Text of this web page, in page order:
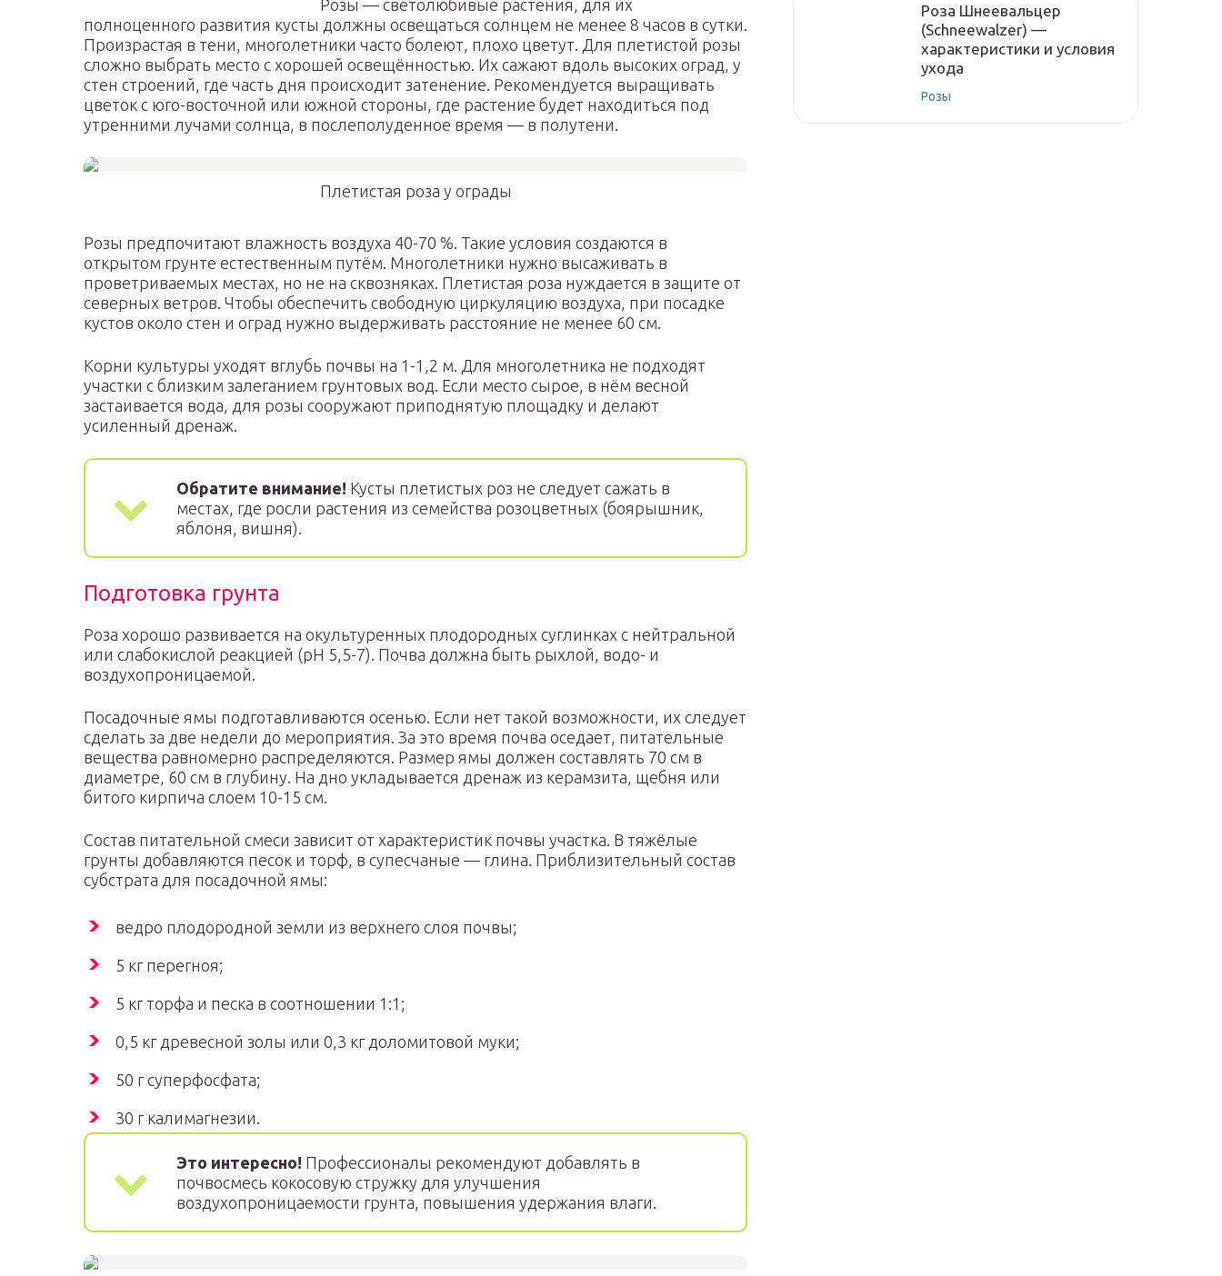
Розы — светолюбивые растения, для их
полноценного развития кусты должны освещаться солнцем не менее 8 часов в сутки.
Произрастая в тени, многолетники часто болеют, плохо цветут. Для плетистой розы
сложно выбрать место с хорошей освещённостью. Их сажают вдоль высоких оград, у
стен строений, где часть дня происходит затенение. Рекомендуется выращивать
цветок с юго-восточной или южной стороны, где растение будет находиться под
утренними лучами солнца, в послеполуденное время — в полутени.
Плетистая роза у ограды
Розы предпочитают влажность воздуха 40-70 %. Такие условия создаются в
открытом грунте естественным путём. Многолетники нужно высаживать в
проветриваемых местах, но не на сквозняках. Плетистая роза нуждается в защите от
северных ветров. Чтобы обеспечить свободную циркуляцию воздуха, при посадке
кустов около стен и оград нужно выдерживать расстояние не менее 60 см.
Корни культуры уходят вглубь почвы на 1-1,2 м. Для многолетника не подходят
участки с близким залеганием грунтовых вод. Если место сырое, в нём весной
застаивается вода, для розы сооружают приподнятую площадку и делают
усиленный дренаж.
Обратите внимание! Кусты плетистых роз не следует сажать в
местах, где росли растения из семейства розоцветных (боярышник,
яблоня, вишня).
Подготовка грунта
Роза хорошо развивается на окультуренных плодородных суглинках с нейтральной
или слабокислой реакцией (pH 5,5-7). Почва должна быть рыхлой, водо- и
воздухопроницаемой.
Посадочные ямы подготавливаются осенью. Если нет такой возможности, их следует
сделать за две недели до мероприятия. За это время почва оседает, питательные
вещества равномерно распределяются. Размер ямы должен составлять 70 см в
диаметре, 60 см в глубину. На дно укладывается дренаж из керамзита, щебня или
битого кирпича слоем 10-15 см.
Состав питательной смеси зависит от характеристик почвы участка. В тяжёлые
грунты добавляются песок и торф, в супесчаные — глина. Приблизительный состав
субстрата для посадочной ямы:
ведро плодородной земли из верхнего слоя почвы;
5 кг перегноя;
5 кг торфа и песка в соотношении 1:1;
0,5 кг древесной золы или 0,3 кг доломитовой муки;
50 г суперфосфата;
30 г калимагнезии.
Это интересно! Профессионалы рекомендуют добавлять в
почвосмесь кокосовую стружку для улучшения
воздухопроницаемости грунта, повышения удержания влаги.
Роза Шнеевальцер
(Schneewalzer) —
характеристики и условия
ухода
Розы